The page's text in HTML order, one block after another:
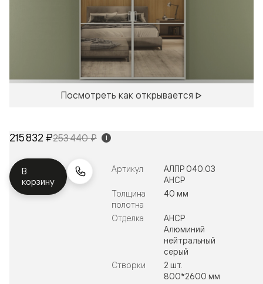
Посмотреть как открывается
215 832 ₽253 440 ₽ i
В
корзину
Артикул
АЛПР 040.03
АНСР
Толщина
полотна
40 мм
Отделка
АНСР
Алюминий
нейтральный
серый
Створки
2 шт.
800*2600 мм